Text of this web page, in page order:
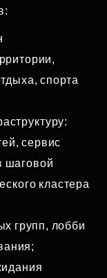
спорта
сервис
шаговой
кластера
групп, лобби